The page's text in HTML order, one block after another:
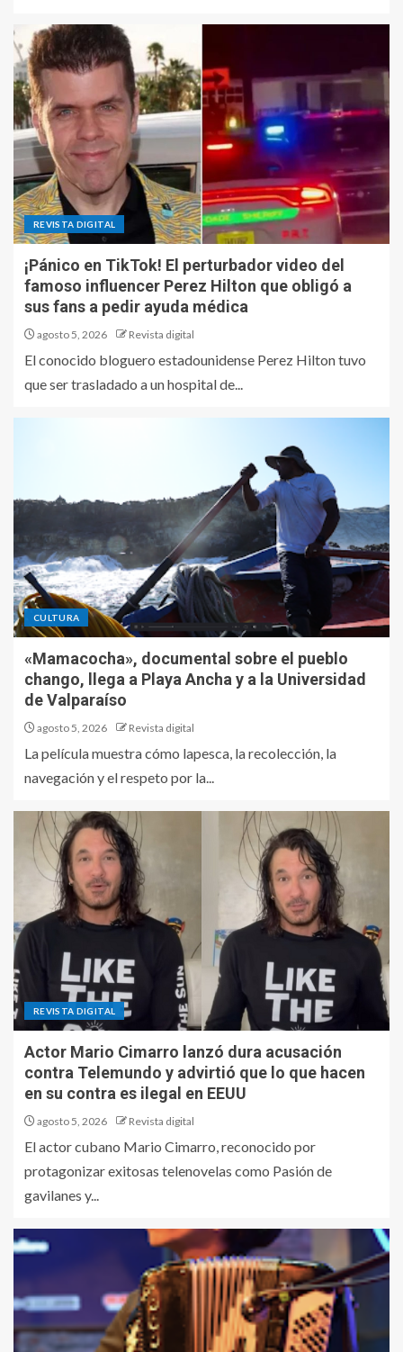
REVISTA DIGITAL
¡Pánico en TikTok! El perturbador video del
famoso influencer Perez Hilton que obligó a
sus fans a pedir ayuda médica
agosto 5, 2026 Revista digital
El conocido bloguero estadounidense Perez Hilton tuvo
que ser trasladado a un hospital de...
CULTURA
«Mamacocha», documental sobre el pueblo
chango, llega a Playa Ancha y a la Universidad
de Valparaíso
agosto 5, 2026 Revista digital
La película muestra cómo lapesca, la recolección, la
navegación y el respeto por la...
REVISTA DIGITAL
Actor Mario Cimarro lanzó dura acusación
contra Telemundo y advirtió que lo que hacen
en su contra es ilegal en EEUU
agosto 5, 2026 Revista digital
El actor cubano Mario Cimarro, reconocido por
protagonizar exitosas telenovelas como Pasión de
gavilanes y...